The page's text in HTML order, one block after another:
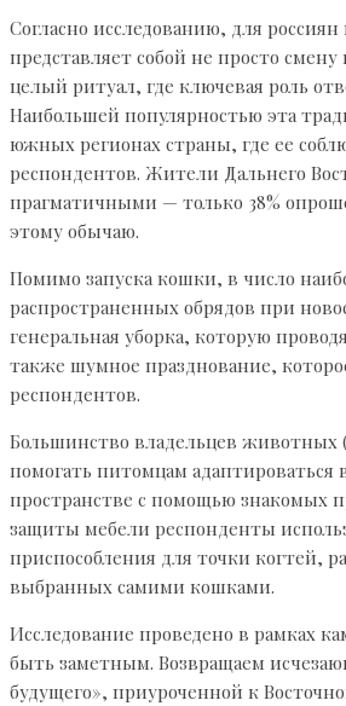
Согласно исследованию, для россиян
представляет собой не просто
целый ритуал, где ключевая роль
Наибольшей популярностью эта
южных регионах страны, где ее
респондентов. Жители Дальнего
прагматичными — только 38%
этому обычаю.
Помимо запуска кошки, в число
распространенных обрядов при
генеральная уборка, которую
также шумное празднование,
респондентов.
Большинство владельцев животных
помогать питомцам адаптироваться
пространстве с помощью знакомых
защиты мебели респонденты
приспособления для точки когтей,
выбранных самими кошками.
Исследование проведено в рамках
быть заметным. Возвращаем
будущего», приуроченной к